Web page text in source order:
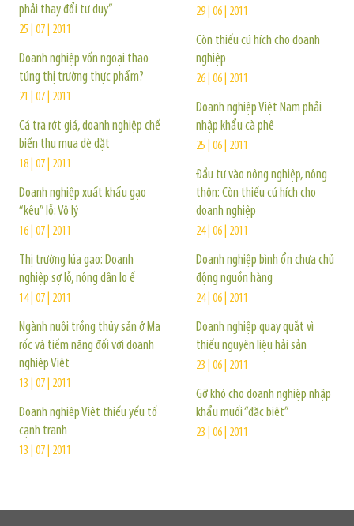
phải thay đổi tư duy”
25 | 07 | 2011
Doanh nghiệp vốn ngoại thao
túng thị trường thực phẩm?
21 | 07 | 2011
Cá tra rớt giá, doanh nghiệp chế
biến thu mua dè dặt
18 | 07 | 2011
Doanh nghiệp xuất khẩu gạo
“kêu” lỗ: Vô lý
16 | 07 | 2011
Thị trường lúa gạo: Doanh
nghiệp sợ lỗ, nông dân lo ế
14 | 07 | 2011
Ngành nuôi trồng thủy sản ở Ma
rốc và tiềm năng đối với doanh
nghiệp Việt
13 | 07 | 2011
Doanh nghiệp Việt thiếu yếu tố
cạnh tranh
13 | 07 | 2011
29 | 06 | 2011
Còn thiếu cú hích cho doanh
nghiệp
26 | 06 | 2011
Doanh nghiệp Việt Nam phải
nhập khẩu cà phê
25 | 06 | 2011
Đầu tư vào nông nghiệp, nông
thôn: Còn thiếu cú hích cho
doanh nghiệp
24 | 06 | 2011
Doanh nghiệp bình ổn chưa chủ
động nguồn hàng
24 | 06 | 2011
Doanh nghiệp quay quắt vì
thiếu nguyên liệu hải sản
23 | 06 | 2011
Gỡ khó cho doanh nghiệp nhập
khẩu muối “đặc biệt”
23 | 06 | 2011